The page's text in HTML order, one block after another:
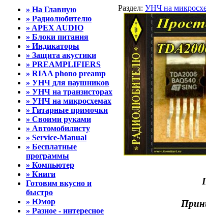
» На Главную
» Радиолюбителю
» APEX AUDIO
» Блоки питания
» Индикаторы
» Защита акустики
» PREAMPLIFIERS
» RIAA phono preamp
» УНЧ для наушников
» УНЧ на транзисторах
» УНЧ на микросхемах
» Гитарные примочки
» Своими руками
» Автомобилисту
» Service-Manual
» Бесплатные
программы
» Компьютер
» Книги
Готовим вкусно и
быстро
» Юмор
» Разное - интересное
Раздел: УНЧ на